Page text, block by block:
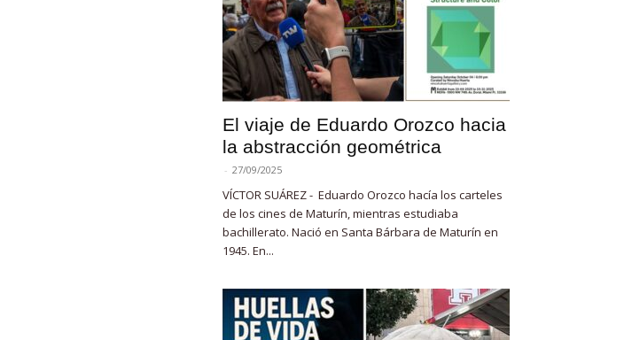
El viaje de Eduardo Orozco hacia
la abstracción geométrica
- 27/09/2025
VÍCTOR SUÁREZ - Eduardo Orozco hacía los carteles
de los cines de Maturín, mientras estudiaba
bachillerato. Nació en Santa Bárbara de Maturín en
1945. En...